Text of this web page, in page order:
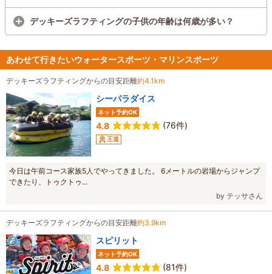
デッキーズラフティングの子供の年齢は何歳が多い？
あわせて行きたいウォータースポーツ・マリンスポーツ
デッキーズラフティングからの目安距離約4.1km
シーパラダイス
ネット予約OK
4.8 (76件)
王道
今日は午前コース家族5人でやってきました。 6メートルの岩場からジャンプ
できたり、トゥクトゥ...
by テッサさん
デッキーズラフティングからの目安距離約3.9km
スピリット
ネット予約OK
4.8 (81件)